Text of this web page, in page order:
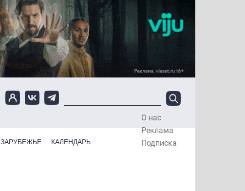
О нас
Реклама
Подписка
ЗАРУБЕЖЬЕ КАЛЕНДАРЬ